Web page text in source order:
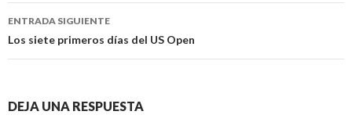
entradas
ENTRADA SIGUIENTE
Los siete primeros días del US Open
DEJA UNA RESPUESTA